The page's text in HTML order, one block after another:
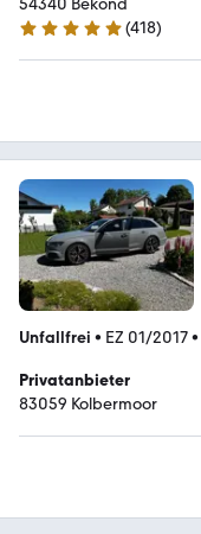
54340 Bekond
4.9 Sterne
(418)
Unfallfrei • EZ 01/2017•
Privatanbieter
83059 Kolbermoor